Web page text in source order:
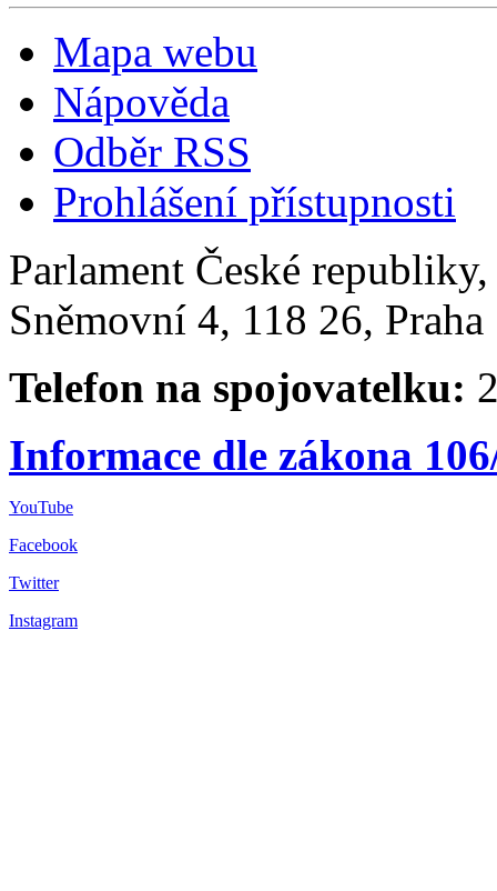
Mapa webu
Nápověda
Odběr RSS
Prohlášení přístupnosti
Parlament České
Sněmovní 4, 118 26,
Telefon na spojovatelku:
Informace dle zákona
YouTube
Facebook
Twitter
Instagram